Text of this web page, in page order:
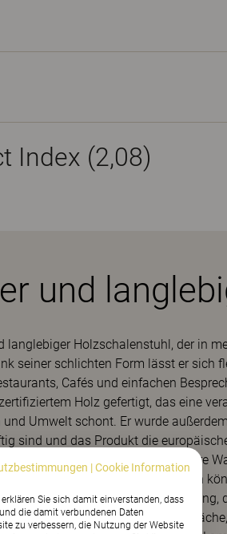
Index (2,08)
und
langlebiger Holzschalenstuhl, der in
seiner schlichten Form lässt er sich
Cafés und einfachen
Holz gefertigt, das eine
Umwelt schont. Er wurde
sind und das Produkt die
erfüllt. Nilo ist daher eine sichere
getrennt und recycelt werden
hat eine natürliche
hat eine bequeme
|Cookie Information
Sie sich damit einverstanden, dass
die damit verbundenen Daten
zu verbessern, die Nutzung der Website